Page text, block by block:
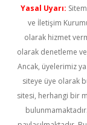
Yasal Uyarı:
ve İletişim
olarak hizmet
olarak denetleme
Ancak, üyelerimiz
siteye üye olarak
sitesi, herhangi bir